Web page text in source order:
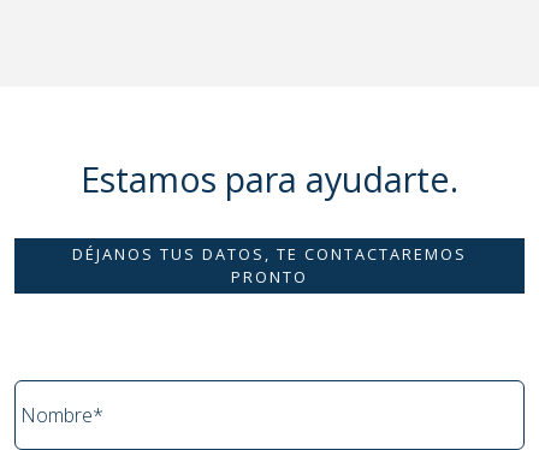
Estamos para ayudarte.
DÉJANOS TUS DATOS, TE CONTACTAREMOS
PRONTO
Nombre*